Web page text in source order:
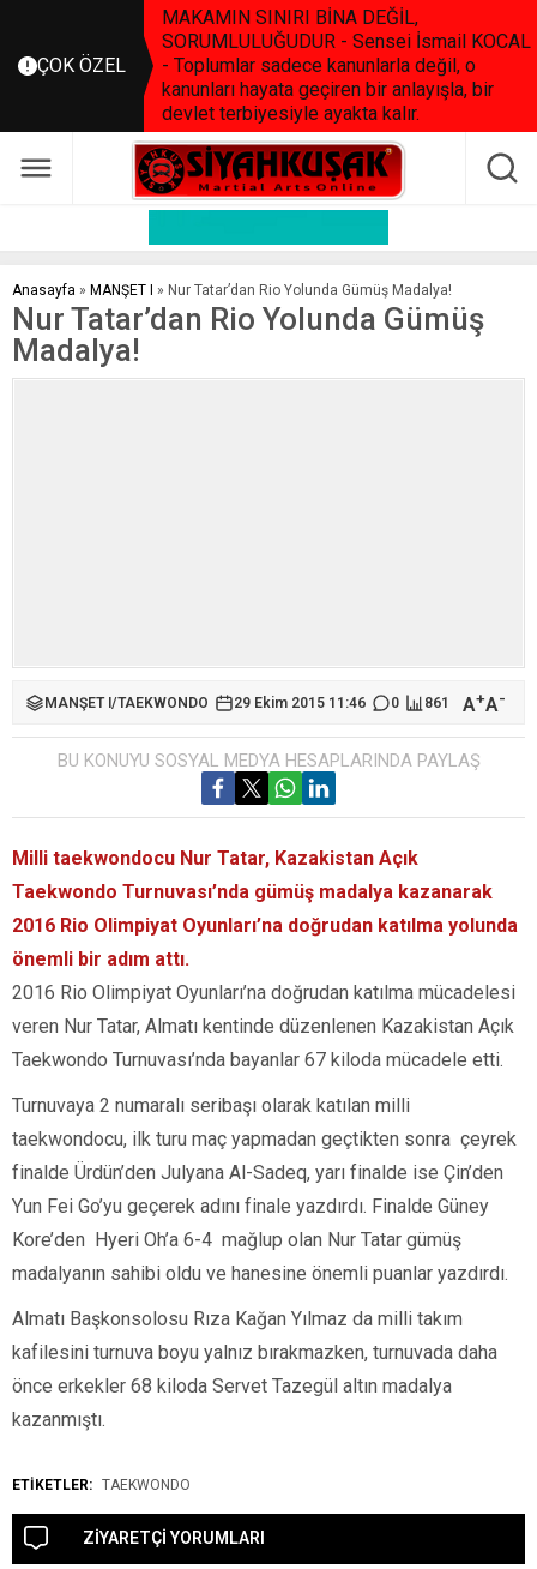
ÇOK ÖZEL
MAKAMIN SINIRI BİNA DEĞİL,
SORUMLULUĞUDUR - Sensei İsmail KOCAL
- Toplumlar sadece kanunlarla değil, o
kanunları hayata geçiren bir anlayışla, bir
devlet terbiyesiyle ayakta kalır.
Anasayfa » MANŞET I » Nur Tatar’dan Rio Yolunda Gümüş Madalya!
Nur Tatar’dan Rio Yolunda Gümüş
Madalya!
MANŞET I/TAEKWONDO 29 Ekim 2015 11:46 0 861 A+A-
BU KONUYU SOSYAL MEDYA HESAPLARINDA PAYLAŞ
Milli taekwondocu Nur Tatar, Kazakistan Açık
Taekwondo Turnuvası’nda gümüş madalya kazanarak
2016 Rio Olimpiyat Oyunları’na doğrudan katılma yolunda
önemli bir adım attı.
2016 Rio Olimpiyat Oyunları’na doğrudan katılma mücadelesi
veren Nur Tatar, Almatı kentinde düzenlenen Kazakistan Açık
Taekwondo Turnuvası’nda bayanlar 67 kiloda mücadele etti.
Turnuvaya 2 numaralı seribaşı olarak katılan milli
taekwondocu, ilk turu maç yapmadan geçtikten sonra çeyrek
finalde Ürdün’den Julyana Al-Sadeq, yarı finalde ise Çin’den
Yun Fei Go’yu geçerek adını finale yazdırdı. Finalde Güney
Kore’den Hyeri Oh’a 6-4 mağlup olan Nur Tatar gümüş
madalyanın sahibi oldu ve hanesine önemli puanlar yazdırdı.
Almatı Başkonsolosu Rıza Kağan Yılmaz da milli takım
kafilesini turnuva boyu yalnız bırakmazken, turnuvada daha
önce erkekler 68 kiloda Servet Tazegül altın madalya
kazanmıştı.
ETİKETLER: TAEKWONDO
ZİYARETÇİ YORUMLARI